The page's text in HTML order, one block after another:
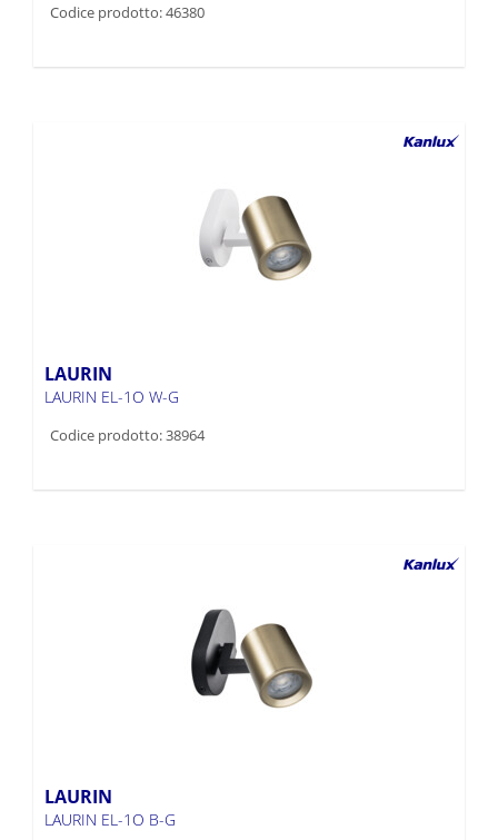
Codice prodotto: 46380
LAURIN
LAURIN EL-1O W-G
Codice prodotto: 38964
LAURIN
LAURIN EL-1O B-G